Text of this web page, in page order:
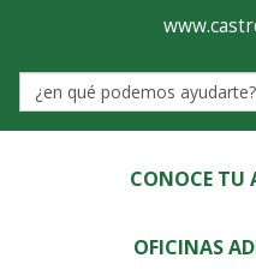
de
Castro-
UrdialesCONOCE TU
OFICINAS